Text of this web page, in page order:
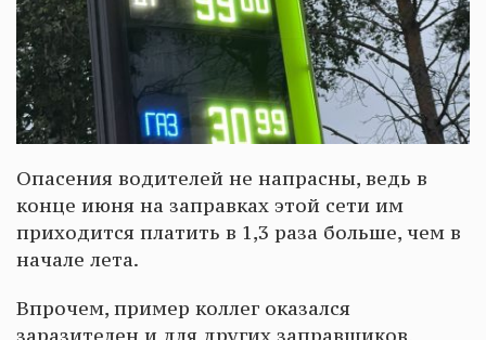
Опасения водителей не напрасны, ведь в
конце июня на заправках этой сети им
приходится платить в 1,3 раза больше, чем в
начале лета.
Впрочем, пример коллег оказался